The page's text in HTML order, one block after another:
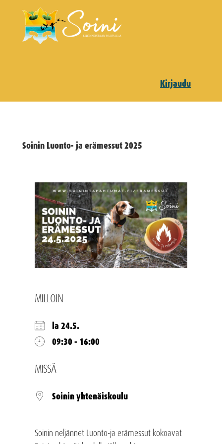
Kirjaudu
Soinin Luonto- ja erämessut 2025
MILLOIN
la 24.5.
09:30 - 16:00
MISSÄ
Soinin yhtenäiskoulu
Soinin neljännet Luonto-ja erämessut kokoavat